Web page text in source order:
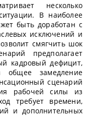
несколько
В наиболее
быть доработан с
исключений и
смягчить шок
предполагает
кадровый дефицит,
замедление
сценарий
рабочей силы из
требует времени,
и дополнительных